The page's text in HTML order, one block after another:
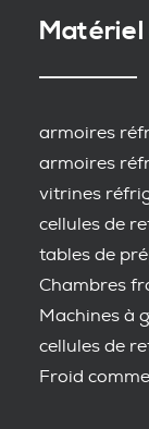
armoires
armoires
vitrines
cellules de
tables de
Chambres
Machines à
cellules de
Froid